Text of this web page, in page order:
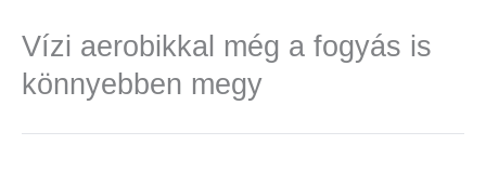
Vízi aerobikkal még a fogyás is
könnyebben megy